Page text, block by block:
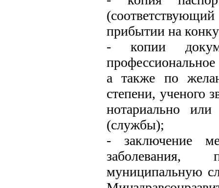
прибытии на
- копии
а также по
степени, ученого
нотариально
(службы);
- заключение
заболевания,
муниципальную